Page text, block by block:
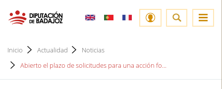
Inicio Actualidad
Noticias
Abierto el plazo de solicitudes para una acción fo...